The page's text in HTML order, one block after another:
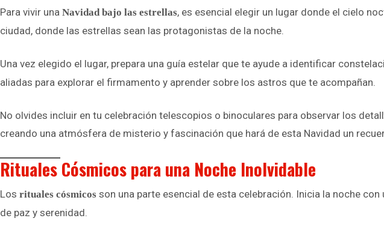
Para vivir una Navidad bajo las estrellas, es esencial elegir un lugar donde el cielo
ciudad, donde las estrellas sean las protagonistas de la noche.
Una vez elegido el lugar, prepara una guía estelar que te ayude a identificar
aliadas para explorar el firmamento y aprender sobre los astros que te acompañan.
No olvides incluir en tu celebración telescopios o binoculares para observar los
creando una atmósfera de misterio y fascinación que hará de esta Navidad un
Rituales Cósmicos para una Noche Inolvidable
Los rituales cósmicos son una parte esencial de esta celebración. Inicia la noche
de paz y serenidad.